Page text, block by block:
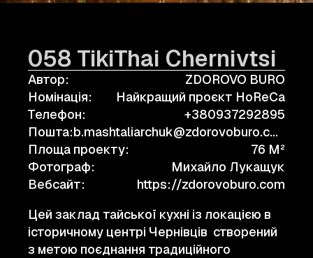
058 TikiThai Chernivtsi
Автор:
ZDOROVO BURO
Номінація:
Найкращий проєкт HoReCa
Телефон:
+380937292895
Пошта:
b.mashtaliarchuk@zdorovoburo.com
Площа проекту:
76 M²
Фотограф:
Михайло Лукащук
Вебсайт:
https://zdorovoburo.com
Цей заклад тайської кухні із локацією в
історичному центрі Чернівців створений
з метою поєднання традиційного